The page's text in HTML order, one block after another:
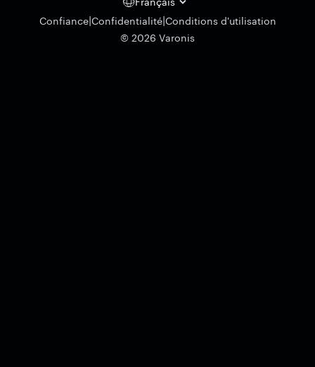
Confiance|Confidentialité|Conditions d'utilisation
© 2026 Varonis